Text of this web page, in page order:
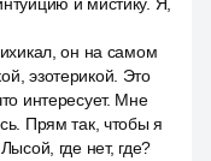
он на самом
эзотерикой. Это
интересует. Мне
Прям так, чтобы я
где нет, где?